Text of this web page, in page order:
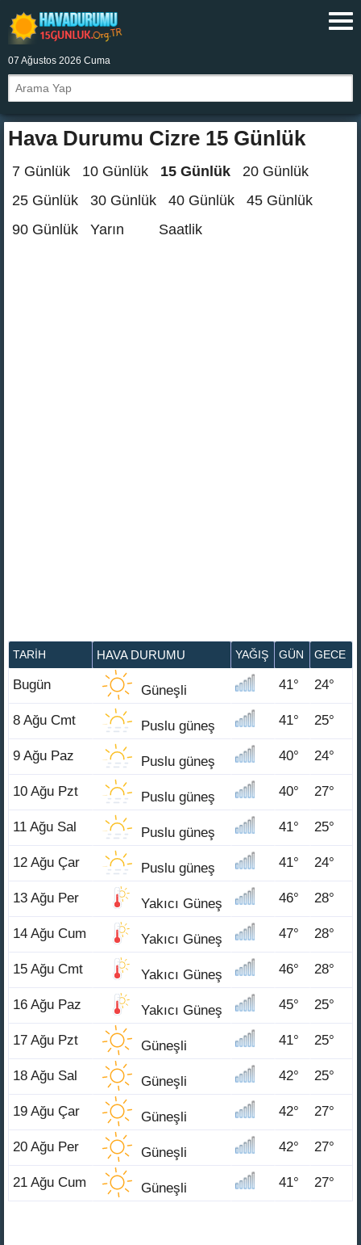
07 Ağustos 2026 Cuma
Hava Durumu Cizre 15 Günlük
7 Günlük 10 Günlük 15 Günlük
20 Günlük
25 Günlük
30 Günlük 40 Günlük
45 Günlük
90 Günlük
Yarın Saatlik
TARIH HAVA DURUMU YAĞIŞ GÜN GECE
Bugün Güneşli 41° 24°
8 Ağu Cmt Puslu güneş 41° 25°
9 Ağu Paz Puslu güneş 40° 24°
10 Ağu Pzt Puslu güneş 40° 27°
11 Ağu Sal Puslu güneş 41° 25°
12 Ağu Çar Puslu güneş 41° 24°
13 Ağu Per Yakıcı Güneş 46° 28°
14 Ağu Cum Yakıcı Güneş 47° 28°
15 Ağu Cmt Yakıcı Güneş 46° 28°
16 Ağu Paz Yakıcı Güneş 45° 25°
17 Ağu Pzt Güneşli 41° 25°
18 Ağu Sal Güneşli 42° 25°
19 Ağu Çar Güneşli 42° 27°
20 Ağu Per Güneşli 42° 27°
21 Ağu Cum Güneşli 41° 27°